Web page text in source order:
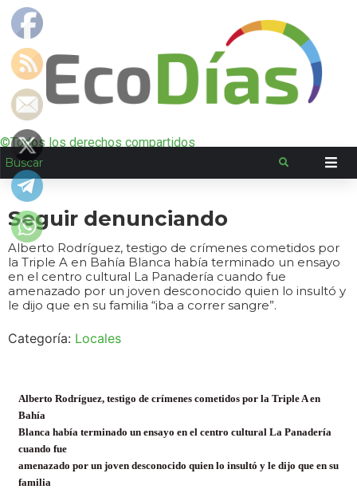
©Todos los derechos compartidos
Seguir denunciando
Alberto Rodríguez, testigo de crímenes cometidos por
la Triple A en Bahía Blanca había terminado un ensayo
en el centro cultural La Panadería cuando fue
amenazado por un joven desconocido quien lo insultó y
le dijo que en su familia “iba a correr sangre”.
Categoría: Locales
Alberto Rodríguez, testigo de crímenes cometidos por la Triple A en
Bahía
Blanca había terminado un ensayo en el centro cultural La Panadería
cuando fue
amenazado por un joven desconocido quien lo insultó y le dijo que en su
familia